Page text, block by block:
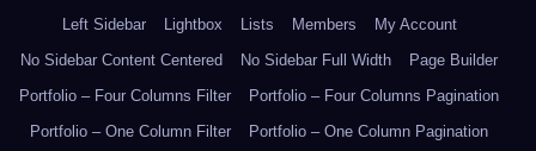
Left Sidebar
Lightbox Lists Members
My Account
No Sidebar Content Centered
No Sidebar Full Width
Page Builder
Portfolio – Four Columns Filter
Portfolio – Four Columns Pagination
Portfolio – One Column Filter
Portfolio – One Column Pagination